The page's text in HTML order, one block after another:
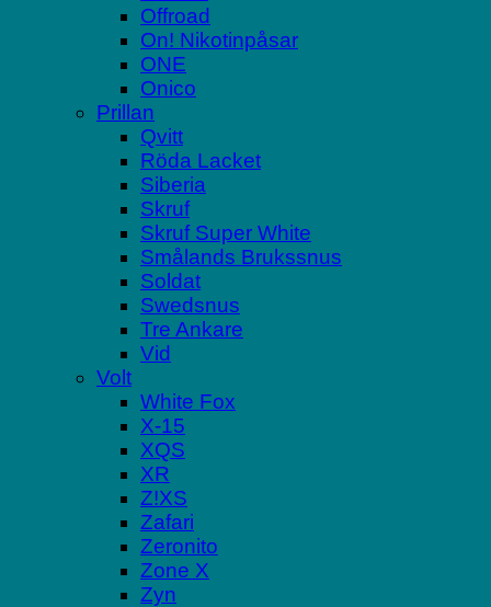
Offroad
On! Nikotinpåsar
ONE
Onico
Prillan
Qvitt
Röda Lacket
Siberia
Skruf
Skruf Super White
Smålands Brukssnus
Soldat
Swedsnus
Tre Ankare
Vid
Volt
White Fox
X-15
XQS
XR
Z!XS
Zafari
Zeronito
Zone X
Zyn